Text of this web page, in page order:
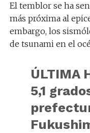
El temblor se ha
más próxima al
embargo, los
de tsunami en el
ÚLTIMA
5,1